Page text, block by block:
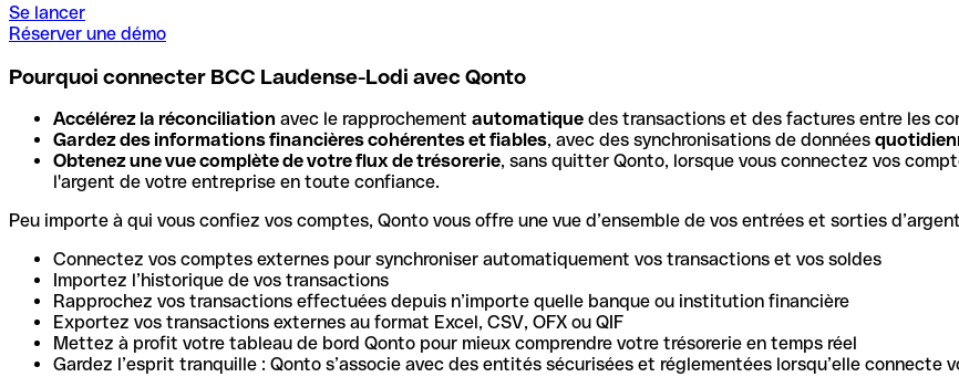
Se lancer
Réserver une démo
Pourquoi connecter BCC Laudense-Lodi avec Qonto
Accélérez la réconciliation avec le rapprochement automatique des transactions et des factures entre les
Gardez des informations financières cohérentes et fiables, avec des synchronisations de données
Obtenez une vue complète de votre flux de trésorerie, sans quitter Qonto, lorsque vous connectez vos
l'argent de votre entreprise en toute confiance.
Peu importe à qui vous confiez vos comptes, Qonto vous offre une vue d’ensemble de vos entrées et sorties
Connectez vos comptes externes pour synchroniser automatiquement vos transactions et vos soldes
Importez l’historique de vos transactions
Rapprochez vos transactions effectuées depuis n’importe quelle banque ou institution financière
Exportez vos transactions externes au format Excel, CSV, OFX ou QIF
Mettez à profit votre tableau de bord Qonto pour mieux comprendre votre trésorerie en temps réel
Gardez l’esprit tranquille : Qonto s’associe avec des entités sécurisées et réglementées lorsqu’elle connecte